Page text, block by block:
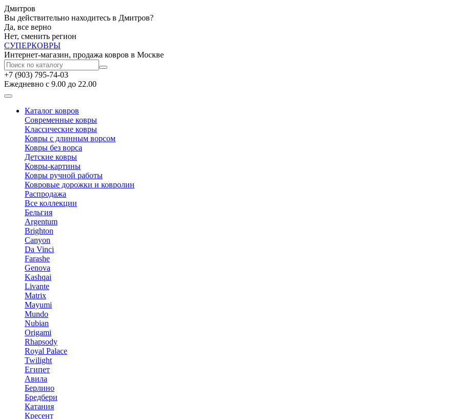
Дмитров
Вы действительно находитесь в Дмитров?
Да, все верно
Нет, сменить регион
СУПЕРКОВРЫ
Интернет-магазин, продажа ковров в Москве
+7 (903) 795-74-03
Ежедневно с 9.00 до 22.00
Каталог ковров
Современные ковры
Классические ковры
Ковры с длинным ворсом
Ковры без ворса
Детские ковры
Ковры-картины
Ковры ручной работы
Ковровые дорожки и ковролин
Распродажа
Все коллекции
Бельгия
Argentum
Brighton
Canyon
Da Vinci
Farashe
Genova
Kashqai
Livante
Matrix
Mayumi
Mundo
Nubian
Origami
Rhapsody
Royal Palace
Twilight
Египет
Авила
Берлино
Бредбери
Катания
Кресент